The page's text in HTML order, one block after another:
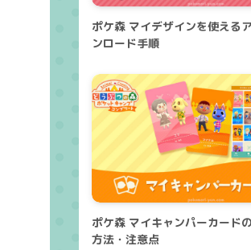
ポケ森 マイデザインを使える
ンロード手順
ポケ森 マイキャンパーカード
方法・注意点